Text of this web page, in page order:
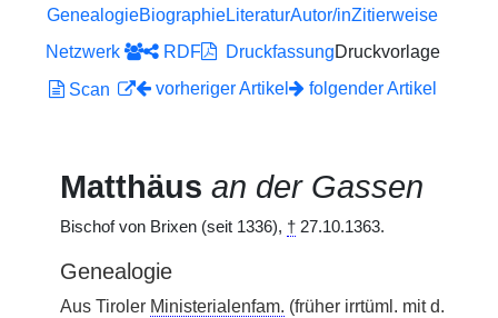
GenealogieBiographieLiteraturAutor/inZitierweise
Netzwerk
RDF DruckfassungDruckvorlage
Scan
vorheriger Artikel folgender Artikel
Matthäus an der Gassen
Bischof von Brixen (seit 1336), † 27.10.1363.
Genealogie
Aus Tiroler Ministerialenfam. (früher irrtüml. mit d.